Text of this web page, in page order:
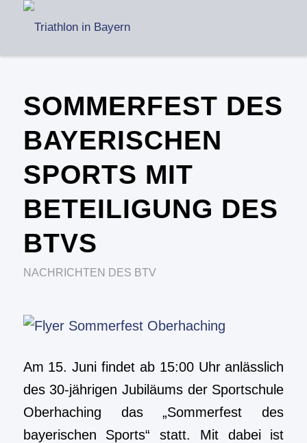
SOMMERFEST DES
BAYERISCHEN
SPORTS MIT
BETEILIGUNG DES
BTVS
NACHRICHTEN DES BTV
Am 15. Juni findet ab 15:00 Uhr anlässlich
des 30-jährigen Jubiläums der Sportschule
Oberhaching das „Sommerfest des
bayerischen Sports“ statt. Mit dabei ist